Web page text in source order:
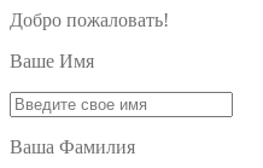
Добро пожаловать!
Ваше Имя
Ваша Фамилия